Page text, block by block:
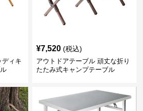
ディキ
¥7,520 (税込)
アウトドアテーブル 頑丈な折り
たたみ式キャンプテーブル